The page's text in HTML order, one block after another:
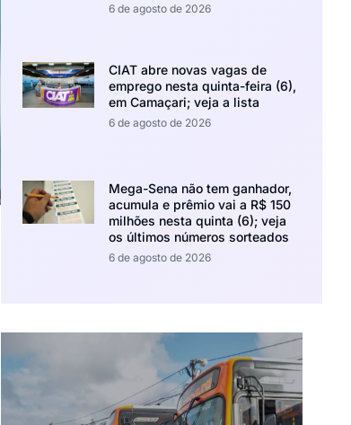
6 de agosto de 2026
CIAT abre novas vagas de
emprego nesta quinta-feira (6),
em Camaçari; veja a lista
6 de agosto de 2026
Mega-Sena não tem ganhador,
acumula e prêmio vai a R$ 150
milhões nesta quinta (6); veja
os últimos números sorteados
6 de agosto de 2026